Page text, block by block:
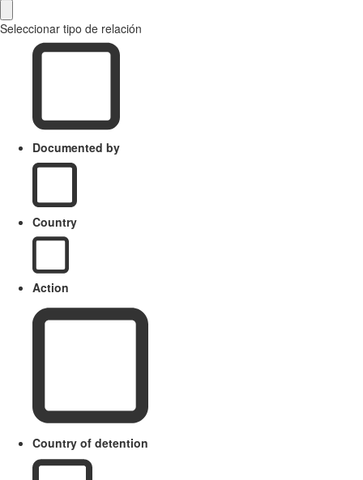
Seleccionar tipo de relación
Documented by
Country
Action
Country of detention